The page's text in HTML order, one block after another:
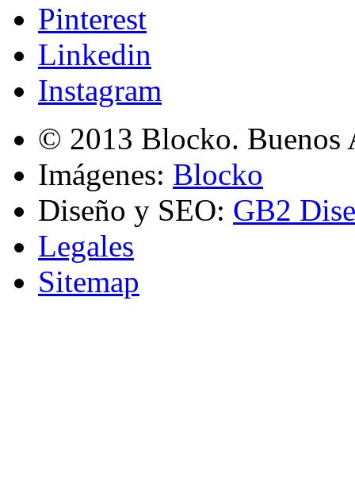
Pinterest
Linkedin
Instagram
© 2013 Blocko. Buenos
Imágenes: Blocko
Diseño y SEO: GB2
Legales
Sitemap